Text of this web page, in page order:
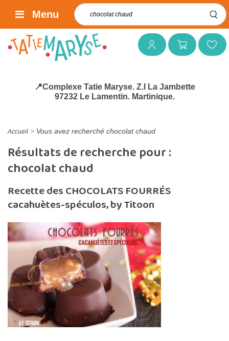
Mon compteMon panierMes favoris
Rechercher :
Menu
📍Complexe Tatie Maryse. Z.I La Jambette
97232 Le Lamentin. Martinique.
Accueil > Vous avez recherché chocolat chaud
Résultats de recherche pour :
chocolat chaud
Recette des CHOCOLATS FOURRÉS
cacahuètes-spéculos, by Titoon